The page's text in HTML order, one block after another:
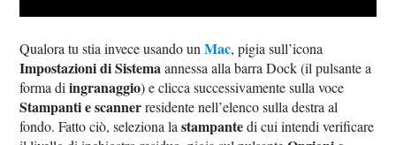
Qualora tu stia invece usando unMac, pigia sull’icona
Impostazioni di Sistema annessa alla barra Dock (il pulsante a
forma diingranaggio) e clicca successivamente sulla voce
Stampanti e scannerresidente nell’elenco sulla destra al
fondo. Fatto ciò, seleziona lastampantedi cui intendi verificare